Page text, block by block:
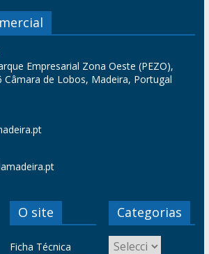
Empresarial Zona Oeste (PEZO),
Câmara de Lobos, Madeira, Portugal
O site
Ficha Técnica
Categorias